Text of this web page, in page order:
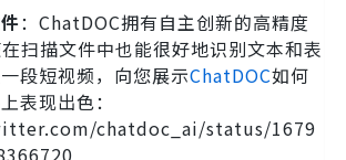
：ChatDOC拥有自主创新的高精度
扫描文件中也能很好地识别文本和表
段短视频，向您展示ChatDOC如何
表现出色：
chatdoc_ai/status/1679